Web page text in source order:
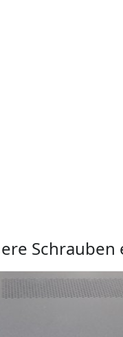
Schrauben